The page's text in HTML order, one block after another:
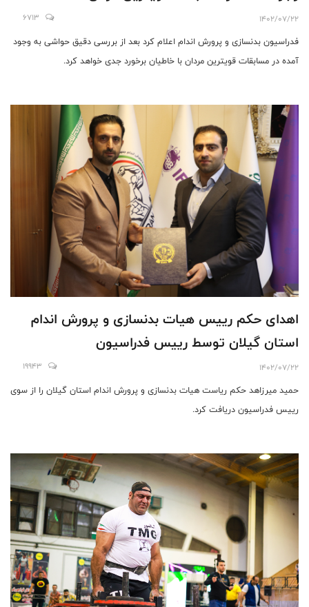
1402/07/22
6713
فدراسيون بدنسازى و پرورش اندام اعلام كرد بعد از بررسى دقيق حواشى به وجود
آمده در مسابقات قويترين مردان با خاطيان برخورد جدى خواهد كرد.
اهدای حکم رییس هیات بدنسازی و پرورش اندام
استان گیلان توسط رییس فدراسیون
1402/07/22
19943
حمید میرزاهد حکم ریاست هیات بدنسازی و پرورش اندام استان گیلان را از سوی
رییس فدراسیون دریافت کرد.